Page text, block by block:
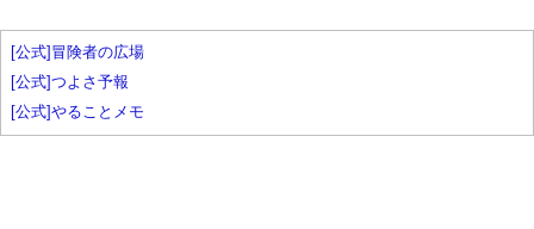
[公式]冒険者の広場
[公式]つよさ予報
[公式]やることメモ